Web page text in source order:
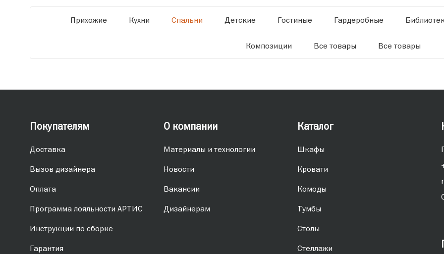
Прихожие Кухни Спальни Детские Гостиные Гардеробные
Композиции Все товары Все товары
Покупателям
Доставка
Вызов дизайнера
Оплата
Программа лояльности АРТИС
Инструкции по сборке
Гарантия
О компании
Материалы и технологии
Новости
Вакансии
Дизайнерам
Каталог
Шкафы
Кровати
Комоды
Тумбы
Столы
Стеллажи